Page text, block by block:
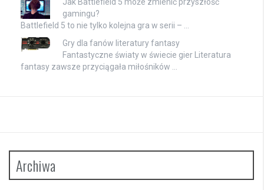
gamingu?
Battlefield 5 to nie tylko kolejna gra w serii – …
Gry dla fanów literatury fantasy
Fantastyczne światy w świecie gier Literatura
fantasy zawsze przyciągała miłośników …
Archiwa